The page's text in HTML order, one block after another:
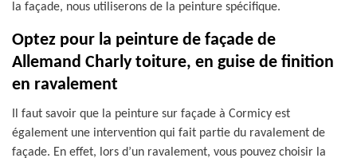
la façade, nous utiliserons de la peinture spécifique.
Optez pour la peinture de façade de
Allemand Charly toiture, en guise de finition
en ravalement
Il faut savoir que la peinture sur façade à Cormicy est
également une intervention qui fait partie du ravalement de
façade. En effet, lors d’un ravalement, vous pouvez choisir la